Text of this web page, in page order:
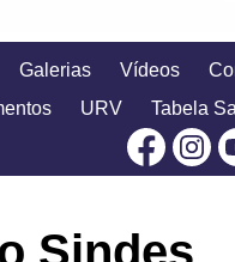
Galerias Vídeos
URV
Tabela
Sindes